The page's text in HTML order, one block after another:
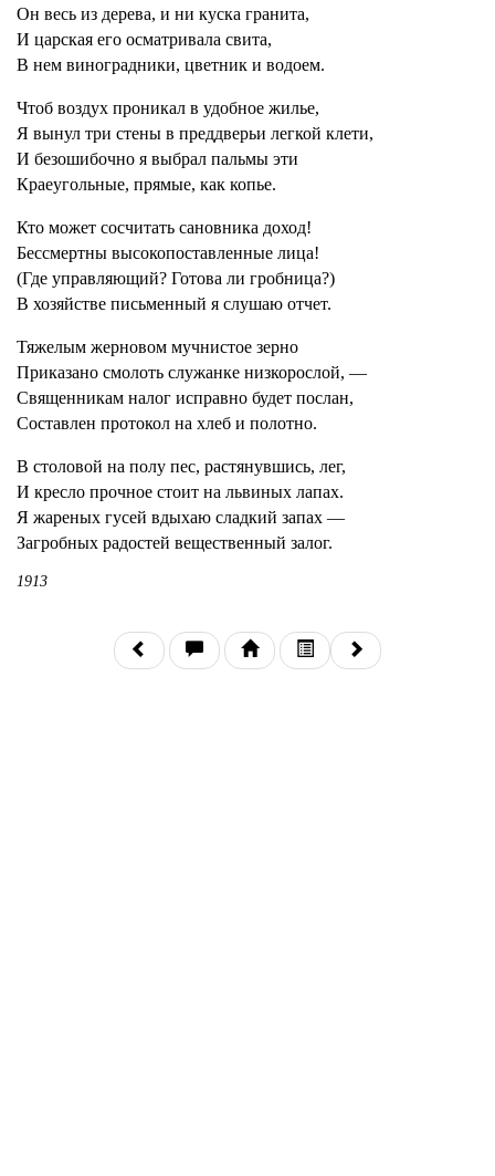
Он весь из дерева, и ни куска гранита,
И царская его осматривала свита,
В нем виноградники, цветник и водоем.
Чтоб воздух проникал в удобное жилье,
Я вынул три стены в преддверьи легкой клети,
И безошибочно я выбрал пальмы эти
Краеугольные, прямые, как копье.
Кто может сосчитать сановника доход!
Бессмертны высокопоставленные лица!
(Где управляющий? Готова ли гробница?)
В хозяйстве письменный я слушаю отчет.
Тяжелым жерновом мучнистое зерно
Приказано смолоть служанке низкорослой, —
Священникам налог исправно будет послан,
Составлен протокол на хлеб и полотно.
В столовой на полу пес, растянувшись, лег,
И кресло прочное стоит на львиных лапах.
Я жареных гусей вдыхаю сладкий запах —
Загробных радостей вещественный залог.
1913